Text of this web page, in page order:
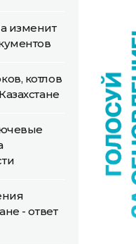
изменит
котлов
- ответ